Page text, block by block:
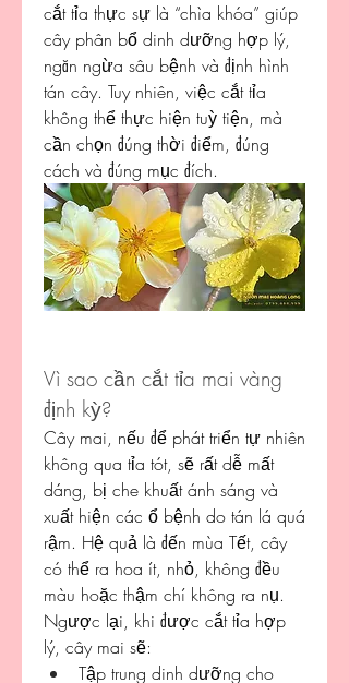
cắt tỉa thực sự là “chìa khóa” giúp
cây phân bổ dinh dưỡng hợp lý,
ngăn ngừa sâu bệnh và định hình
tán cây. Tuy nhiên, việc cắt tỉa
không thể thực hiện tuỳ tiện, mà
cần chọn đúng thời điểm, đúng
cách và đúng mục đích.
Vì sao cần cắt tỉa mai vàng
định kỳ?
Cây mai, nếu để phát triển tự nhiên
không qua tỉa tót, sẽ rất dễ mất
dáng, bị che khuất ánh sáng và
xuất hiện các ổ bệnh do tán lá quá
rậm. Hệ quả là đến mùa Tết, cây
có thể ra hoa ít, nhỏ, không đều
màu hoặc thậm chí không ra nụ.
Ngược lại, khi được cắt tỉa hợp
lý, cây mai sẽ:
Tập trung dinh dưỡng cho